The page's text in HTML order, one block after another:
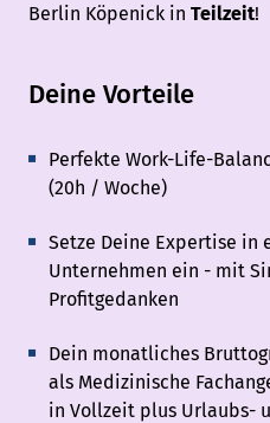
Berlin Köpenick in Teilzeit!
Deine Vorteile
Perfekte Work-Life-
(20h / Woche)
​Setze Deine Expertise in
Unternehmen ein - mit
Profitgedanken
Dein monatliches
als Medizinische
in Vollzeit plus Urlaubs-